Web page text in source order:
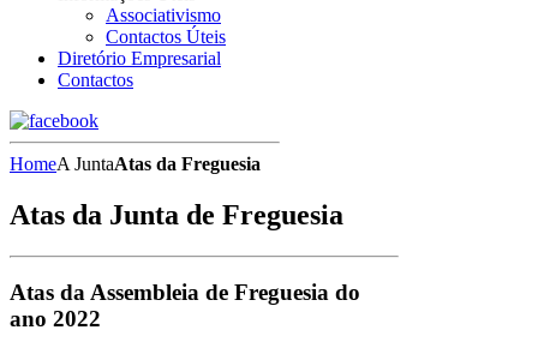
Associativismo
Contactos Úteis
Diretório Empresarial
Contactos
HomeA JuntaAtas da Freguesia
Atas da Junta de Freguesia
Atas da Assembleia de Freguesia do
ano 2022